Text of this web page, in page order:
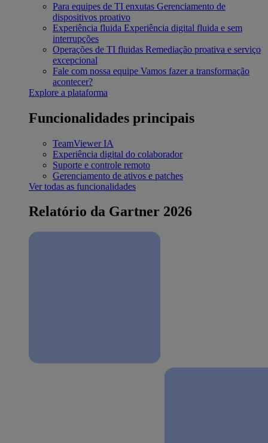
Para equipes de TI enxutas Gerenciamento de
dispositivos proativo
Experiência fluida Experiência digital fluida e sem
interrupções
Operações de TI fluidas Remediação proativa e serviço
excepcional
Fale com nossa equipe Vamos fazer a transformação
acontecer?
Explore a plataforma
Funcionalidades principais
TeamViewer IA
Experiência digital do colaborador
Suporte e controle remoto
Gerenciamento de ativos e patches
Ver todas as funcionalidades
Relatório da Gartner 2026